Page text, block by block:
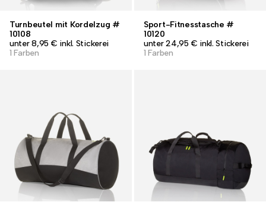
Turnbeutel mit Kordelzug #
10108
unter 8,95 € inkl. Stickerei
1 Farben
Sport-Fitnesstasche #
10120
unter 24,95 € inkl. Stickerei
1 Farben